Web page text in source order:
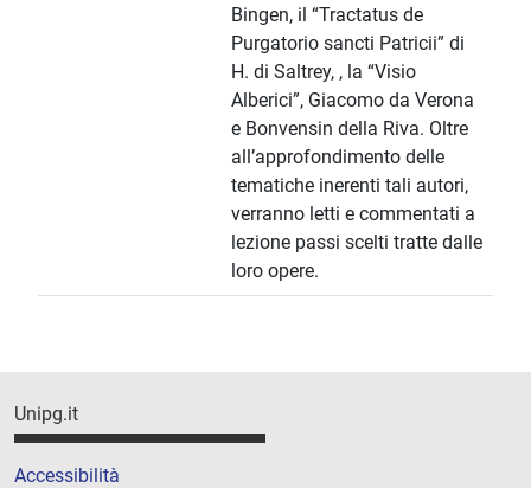
Bingen, il “Tractatus de
Purgatorio sancti Patricii” di
H. di Saltrey, , la “Visio
Alberici”, Giacomo da Verona
e Bonvensin della Riva. Oltre
all’approfondimento delle
tematiche inerenti tali autori,
verranno letti e commentati a
lezione passi scelti tratte dalle
loro opere.
Unipg.it
Accessibilità